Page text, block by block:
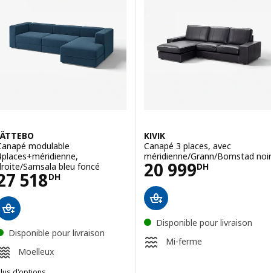
modulable
Samsala bleu foncé
518DH
27518DH
Disponible pour livraison
Moelleux
KIVIK
Canapé 3 places, avec
méridienne/Grann/Bomstad noir
20 999DH
Prix 20999DH
Disponible pour livraison
Mi-ferme